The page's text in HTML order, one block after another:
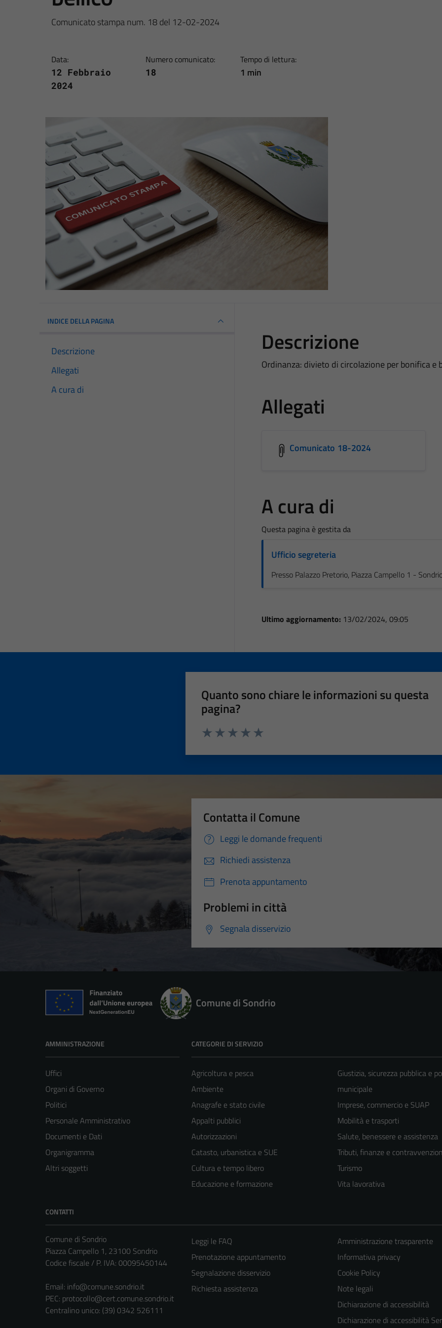
Comunicato stampa num. 18 del 12-02-2024
Data:
12 Febbraio
2024
Numero comunicato:
18
Tempo di lettura:
1 min
INDICE DELLA PAGINA
Descrizione
Allegati
A cura di
Descrizione
Ordinanza: divieto di circolazione per bonifica
Allegati
Comunicato 18-2024
A cura di
Questa pagina è gestita da
Ufficio segreteria
Presso Palazzo Pretorio, Piazza Campello 1 -
Ultimo aggiornamento: 13/02/2024, 09:05
Quanto sono chiare le informazioni su questa
pagina?
Contatta il Comune
Leggi le domande frequenti
Richiedi assistenza
Prenota appuntamento
Problemi in città
Segnala disservizio
Comune di Sondrio
AMMINISTRAZIONE
Uffici
Organi di Governo
Politici
Personale Amministrativo
Documenti e Dati
Organigramma
Altri soggetti
CATEGORIE DI SERVIZIO
Agricoltura e pesca
Ambiente
Anagrafe e stato civile
Appalti pubblici
Autorizzazioni
Catasto, urbanistica e SUE
Cultura e tempo libero
Educazione e formazione
Giustizia, sicurezza pubblica e
municipale
Imprese, commercio e SUAP
Mobilità e trasporti
Salute, benessere e assistenza
Tributi, finanze e
Turismo
Vita lavorativa
CONTATTI
Comune di Sondrio
Piazza Campello 1, 23100 Sondrio
Codice fiscale / P. IVA: 00095450144
Email: info@comune.sondrio.it
PEC: protocollo@cert.comune.sondrio.it
Centralino unico: (39) 0342 526111
Leggi le FAQ
Prenotazione appuntamento
Segnalazione disservizio
Richiesta assistenza
Amministrazione trasparente
Informativa privacy
Cookie Policy
Note legali
Dichiarazione di accessibilità
Dichiarazione di accessibilità